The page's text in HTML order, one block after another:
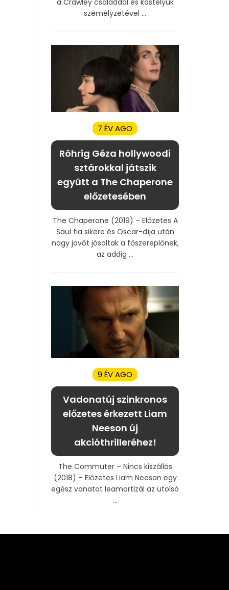
személyzetével ...
7 ÉV AGO
Röhrig Géza hollywoodi
sztárokkal játszik
együtt a The Chaperone
előzetesében
The Chaperone (2019) – Előzetes A
Saul fia sikere és Oscar-díja után
nagy jövőt jósoltak a főszereplőnek,
az addig ...
9 ÉV AGO
Vadonatúj szinkronos
előzetes érkezett Liam
Neeson új
akcióthrilleréhez!
The Commuter – Nincs kiszállás
(2018) – Előzetes Liam Neeson egy
egész vonatot leamortizál az utolsó
...